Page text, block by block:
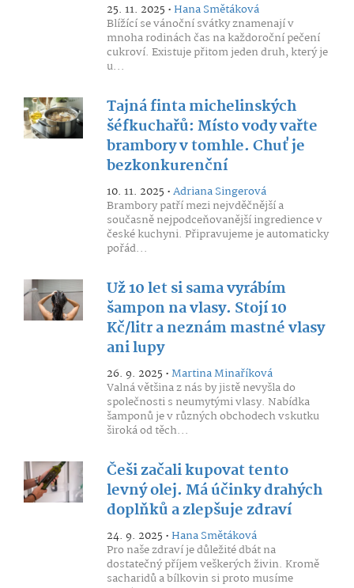
25. 11. 2025 •Hana Smětáková
Blížící se vánoční svátky znamenají v
mnoha rodinách čas na každoroční pečení
cukroví. Existuje přitom jeden druh, který je
u...
Tajná finta michelinských
šéfkuchařů: Místo vody vařte
brambory v tomhle. Chuť je
bezkonkurenční
10. 11. 2025 •Adriana Singerová
Brambory patří mezi nejvděčnější a
současně nejpodceňovanější ingredience v
české kuchyni. Připravujeme je automaticky
pořád...
Už 10 let si sama vyrábím
šampon na vlasy. Stojí 10
Kč/litr a neznám mastné vlasy
ani lupy
26. 9. 2025 •Martina Minaříková
Valná většina z nás by jistě nevyšla do
společnosti s neumytými vlasy. Nabídka
šamponů je v různých obchodech vskutku
široká od těch...
Češi začali kupovat tento
levný olej. Má účinky drahých
doplňků a zlepšuje zdraví
24. 9. 2025 •Hana Smětáková
Pro naše zdraví je důležité dbát na
dostatečný příjem veškerých živin. Kromě
sacharidů a bílkovin si proto musíme